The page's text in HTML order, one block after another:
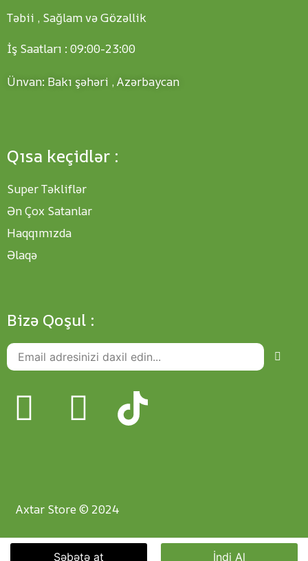
Səbətə at İndi Al
Təbii , Sağlam və Gözəllik
İş Saatları : 09:00-23:00
Ünvan: Bakı şəhəri , Azərbaycan
Qısa keçidlər :
Super Təkliflər
Ən Çox Satanlar
Haqqımızda
Əlaqə
Bizə Qoşul :
Axtar Store © 2024